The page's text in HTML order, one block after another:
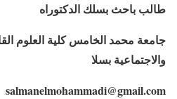
طالب باحث بسلك الدكتوراه
جامعة محمد الخامس كلية العلوم
والاجتماعية بسلا
salmanelmohammadi@gmail.com